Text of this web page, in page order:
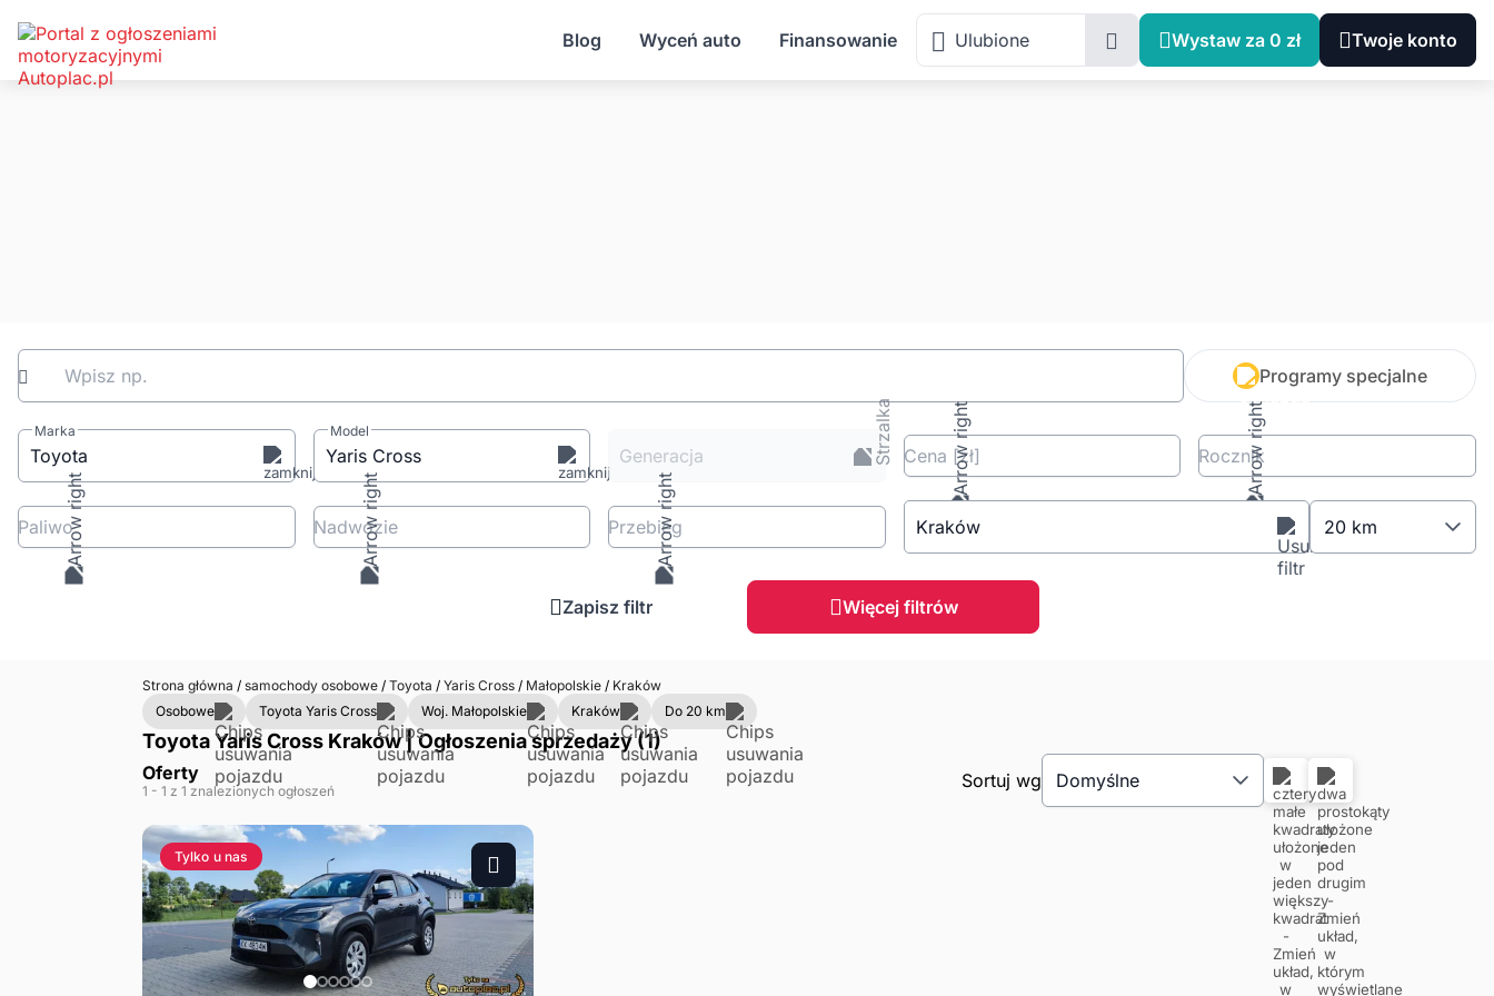
Blog Wyceń auto Finansowanie Ulubione Wystaw za 0 zł Twoje konto
Wpisz np. Programy specjalne
Marka
Toyota
Model
Yaris Cross Generacja Cena [zł] Rocznik
Paliwo Nadwozie Przebieg Kraków 20 km
Zapisz filtr Więcej filtrów
Strona główna /samochody osobowe /Toyota /Yaris Cross /Małopolskie /Kraków
Osobowe
Toyota Yaris Cross Woj. Małopolskie Kraków Do 20 km
Toyota Yaris Cross Kraków | Ogłoszenia sprzedaży (1)
Oferty
1 - 1 z 1 znalezionych ogłoszeń Sortuj wg Domyślne
Tylko u nas